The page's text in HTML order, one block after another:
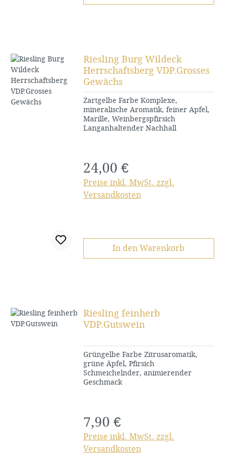
Riesling Burg Wildeck
Herrschaftsberg VDP.Grosses
Gewächs
Zartgelbe Farbe Komplexe,
mineralische Aromatik, feiner Apfel,
Marille, Weinbergspfirsich
Langanhaltender Nachhall
Regulärer Preis:
24,00 €
Preise inkl. MwSt. zzgl.
Versandkosten
In den Warenkorb
Riesling feinherb
VDP.Gutswein
Grüngelbe Farbe Zitrusaromatik,
grüne Äpfel, Pfirsich
Schmeichelnder, animierender
Geschmack
Regulärer Preis:
7,90 €
Preise inkl. MwSt. zzgl.
Versandkosten